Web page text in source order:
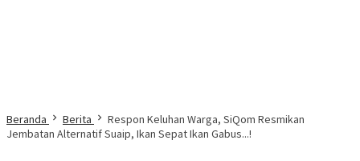
Beranda Berita
Respon Keluhan Warga, SiQom Resmikan
Jembatan Alternatif Suaip, Ikan Sepat Ikan Gabus...!